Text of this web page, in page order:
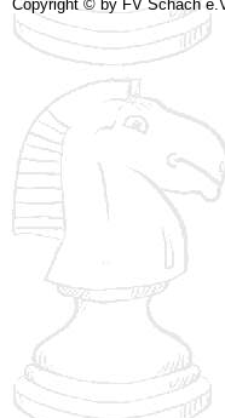
Copyright © by FV Schach